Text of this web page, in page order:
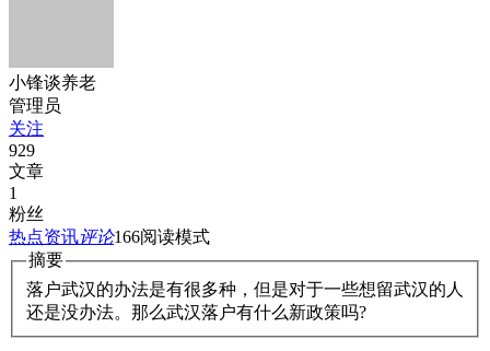
小锋谈养老
管理员
关注
929
文章
1
粉丝
热点资讯评论166阅读模式
摘要
落户武汉的办法是有很多种，但是对于一些想留武汉的人
还是没办法。那么武汉落户有什么新政策吗?